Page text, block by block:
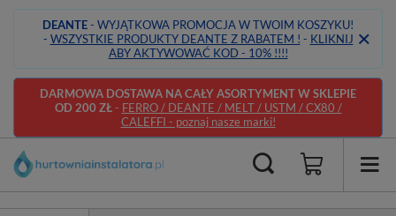
DEANTE- WYJĄTKOWA PROMOCJA W TWOIM KOSZYKU!
- WSZYSTKIE PRODUKTY DEANTE Z RABATEM ! - KLIKNIJ
ABY AKTYWOWAĆ KOD - 10% !!!!
DARMOWA DOSTAWA NA CAŁY ASORTYMENT W SKLEPIE
OD 200 ZŁ- FERRO / DEANTE / MELT / USTM / CX80 /
CALEFFI - poznaj nasze marki!